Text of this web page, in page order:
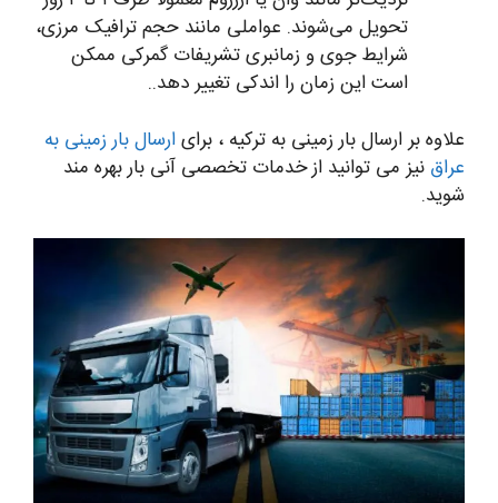
تحویل می‌شوند. عواملی مانند حجم ترافیک مرزی،
شرایط جوی و زمانبری تشریفات گمرکی ممکن
است این زمان را اندکی تغییر دهد..
علاوه بر ارسال بار زمینی به ترکیه ، برایارسال بار زمینی به
عراق نیز می توانید از خدمات تخصصی آنی بار بهره مند
شوید.